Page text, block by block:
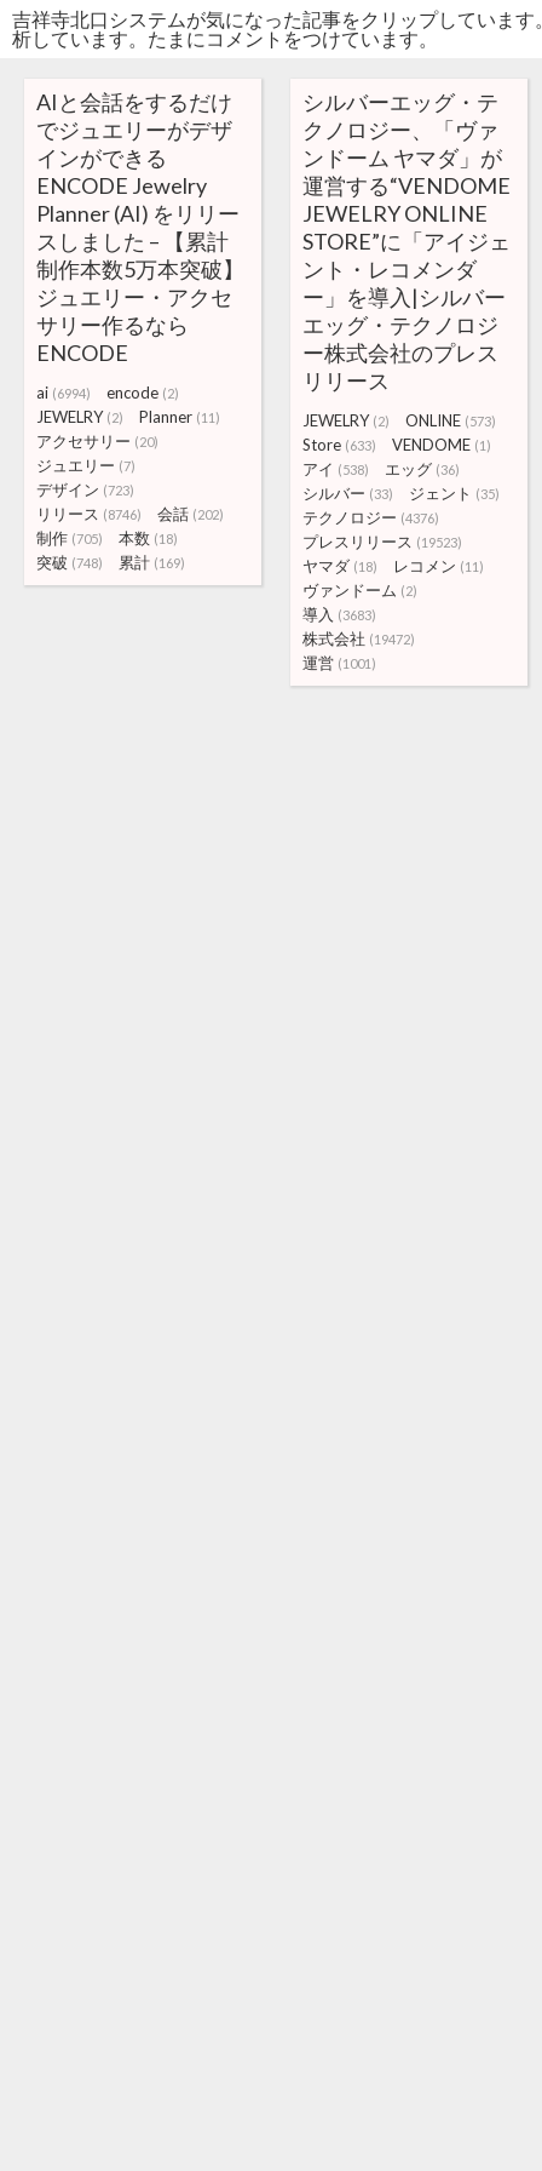
吉祥寺北口システムが気になった記事をクリップしていま
析しています。たまにコメントをつけています。
AIと会話をするだけ
でジュエリーがデザ
インができる
ENCODE Jewelry
Planner (AI) をリリー
スしました – 【累計
制作本数5万本突破】
ジュエリー・アクセ
サリー作るなら
ENCODE
ai (6994) encode (2)
JEWELRY (2) Planner (11)
アクセサリー (20)
ジュエリー (7)
デザイン (723)
リリース (8746) 会話 (202)
制作 (705) 本数 (18)
突破 (748) 累計 (169)
シルバーエッグ・テ
クノロジー、「ヴァ
ンドーム ヤマダ」が
運営する“VENDOME
JEWELRY ONLINE
STORE”に「アイジェ
ント・レコメンダ
ー」を導入|シルバー
エッグ・テクノロジ
ー株式会社のプレス
リリース
JEWELRY (2) ONLINE (573)
Store (633) VENDOME (1)
アイ (538) エッグ (36)
シルバー (33) ジェント (35)
テクノロジー (4376)
プレスリリース (19523)
ヤマダ (18) レコメン (11)
ヴァンドーム (2)
導入 (3683)
株式会社 (19472)
運営 (1001)